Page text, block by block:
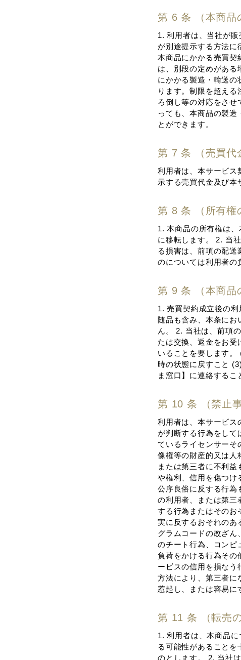
第 6 条 （本商品
1. 利⽤者は、当社が
が別途提⽰する⽅法に
本商品にかかる売買契
は、別段の定めがあ
にかかる製造・輸送の
ります。制限を超え
ろ倒し等の対応をさ
っても、本商品の製造
とができます。
第 7 条 （売買代
利⽤者は、本サービス
⽰する売買代⾦及び本
第 8 条 （所有権
1. 本商品の所有権は
に移転します。 2. 当
る損害は、前項の配
のについては利⽤者の
第 9 条 （本商品
1. 売買契約成⽴後の
随品も含み、本条にお
ん。 2. 当社は、前項
たは交換、返⾦をお受
いることを要します
時の状態に戻すこと
ま窓⼝】に連絡するこ
第 10 条 （禁⽌事
利⽤者は、本サービス
が判断する⾏為をし
ているライセンサーそ
像権等の財産的⼜は⼈
または第三者に不利
や権利、信⽤を傷つけ
公序良俗に反する⾏為
の利⽤者、または第三
する⾏為またはその
実に反するおそれのあ
グラムコードの改ざん
のチート⾏為、コンピ
負荷をかける⾏為そ
ービスの信⽤を損な
⽅法により、第三者に
惹起し、または容易に
第 11 条 （転売の
1. 利⽤者は、本商品
る可能性があること
のとします。 2. 当社